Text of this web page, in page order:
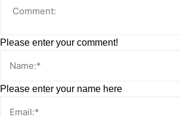
Please enter your comment!
Please enter your name here